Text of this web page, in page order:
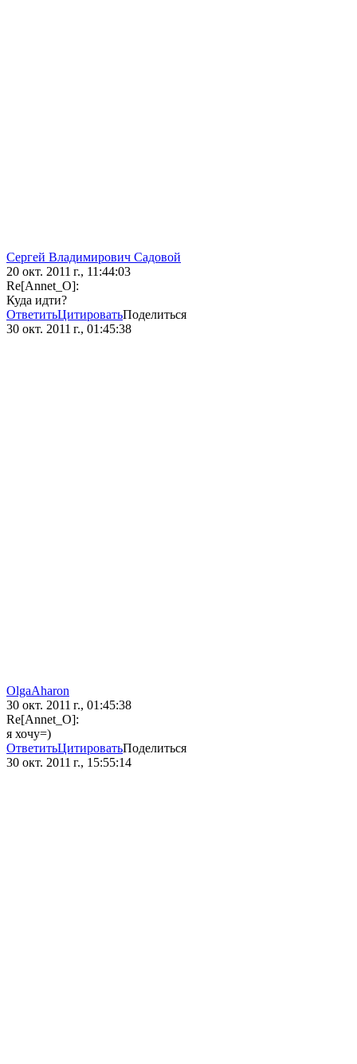
Сергей Владимирович Садовой
20 окт. 2011 г., 11:44:03
Re[Annet_O]:
Куда идти?
ОтветитьЦитироватьПоделиться
30 окт. 2011 г., 01:45:38
OlgaAharon
30 окт. 2011 г., 01:45:38
Re[Annet_O]:
я хочу=)
ОтветитьЦитироватьПоделиться
30 окт. 2011 г., 15:55:14